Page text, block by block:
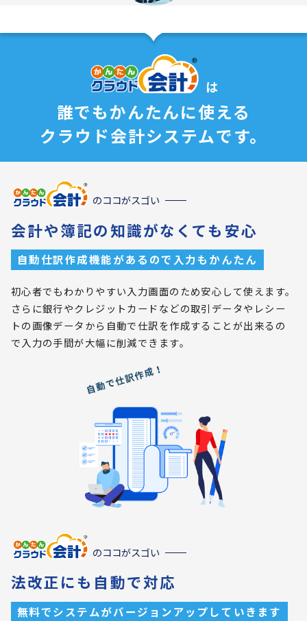
は
誰でもかんたんに使える
クラウド会計システムです。
のココがスゴい
会計や簿記の知識がなくても安心
自動仕訳作成機能があるので入力もかんたん
初心者でもわかりやすい入力画面のため安心して使えます。
さらに銀行やクレジットカードなどの取引データやレシー
トの画像データから自動で仕訳を作成することが出来るの
で入力の手間が大幅に削減できます。
のココがスゴい
法改正にも自動で対応
無料でシステムがバージョンアップしていきます